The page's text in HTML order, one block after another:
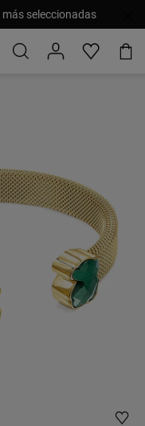
seleccionadas